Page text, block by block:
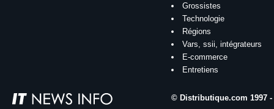
Grossistes
Technologie
Régions
Vars, ssii, intégrateurs
E-commerce
Entretiens
© Distributique.com 1997 -